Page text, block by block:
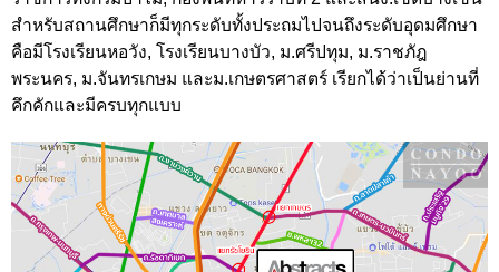
สำหรับสถานศึกษาก็มีทุกระดับทั้งประถมไปจนถึงระดับอุดมศึกษา
คือมีโรงเรียนหอวัง, โรงเรียนบางบัว, ม.ศรีปทุม, ม.ราชภัฎ
พระนคร, ม.จันทรเกษม และม.เกษตรศาสตร์ เรียกได้ว่าเป็นย่านที่
คึกคักและมีครบทุกแบบ